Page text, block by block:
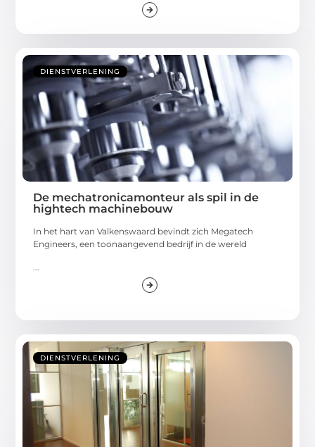
DIENSTVERLENING
De mechatronicamonteur als spil in de
hightech machinebouw
In het hart van Valkenswaard bevindt zich Megatech
Engineers, een toonaangevend bedrijf in de wereld
DIENSTVERLENING